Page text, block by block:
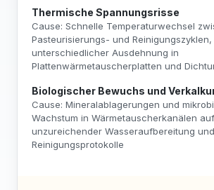
Thermische Spannungsrisse
Cause: Schnelle Temperaturwechsel
Pasteurisierungs- und Reinigungszyklen,
unterschiedlicher Ausdehnung in
Plattenwärmetauscherplatten und
Biologischer Bewuchs und
Cause: Mineralablagerungen und
Wachstum in Wärmetauscherkanälen
unzureichender Wasseraufbereitung
Reinigungsprotokolle